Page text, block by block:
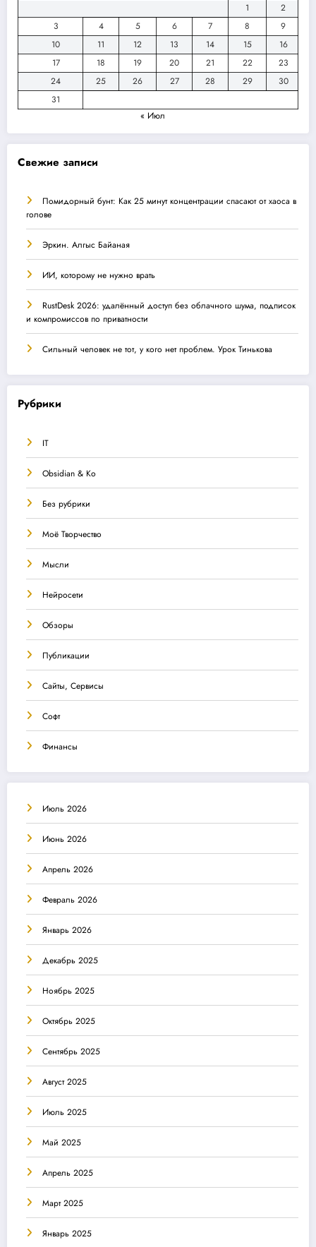
1
2
3
4 5 6 7 8
9
10
11 12 13 14 15
16
17
18 19 20 21 22
23
24
25 26 27 28 29
30
31
« Июл
Свежие записи
Помидорный бунт: Как 25 минут концентрации спасают от хаоса в
голове
Эркин. Алгыс Байаная
ИИ, которому не нужно врать
RustDesk 2026: удалённый доступ без облачного шума, подписок
и компромиссов по приватности
Сильный человек не тот, у кого нет проблем. Урок Тинькова
Рубрики
IT
Obsidian & Ко
Без рубрики
Моё Творчество
Мысли
Нейросети
Обзоры
Публикации
Сайты, Сервисы
Софт
Финансы
Июль 2026
Июнь 2026
Апрель 2026
Февраль 2026
Январь 2026
Декабрь 2025
Ноябрь 2025
Октябрь 2025
Сентябрь 2025
Август 2025
Июль 2025
Май 2025
Апрель 2025
Март 2025
Январь 2025